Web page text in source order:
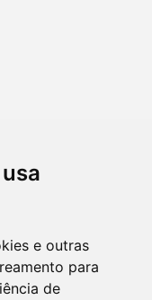
e outras
para
de